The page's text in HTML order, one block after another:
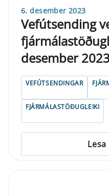
6. desember 2023
Vefútsending
desember
VEFÚTSENDINGAR
FJÁRMÁLASTÖÐUGLEIKI